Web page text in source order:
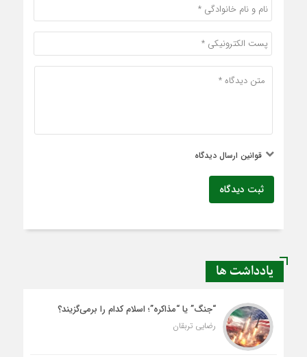
قوانین ارسال دیدگاه
ثبت دیدگاه
یادداشت ها
“جنگ” یا “مذاکره”؛ اسلام کدام را برمی‌گزیند؟
رضایی تربقان